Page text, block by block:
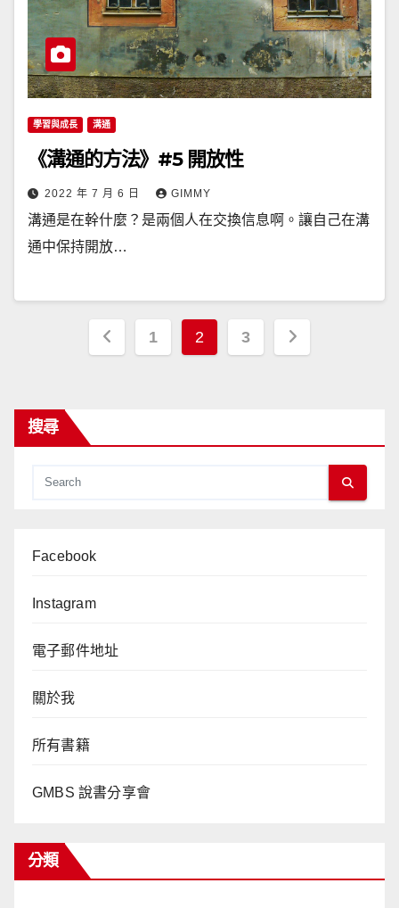
學習與成長 溝通
《溝通的方法》#5 開放性
2022 年 7 月 6 日 GIMMY
溝通是在幹什麼？是兩個人在交換信息啊。讓自己在溝
通中保持開放…
文
頁
1 2 3
搜尋
Facebook
Instagram
電子郵件地址
關於我
所有書籍
GMBS 說書分享會
分類